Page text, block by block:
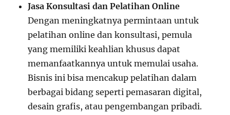
Jasa Konsultasi dan Pelatihan Online
Dengan meningkatnya permintaan untuk
pelatihan online dan konsultasi, pemula
yang memiliki keahlian khusus dapat
memanfaatkannya untuk memulai usaha.
Bisnis ini bisa mencakup pelatihan dalam
berbagai bidang seperti pemasaran digital,
desain grafis, atau pengembangan pribadi.